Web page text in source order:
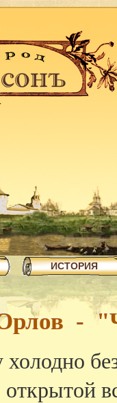
ИСТОРИЯ
-
холодно